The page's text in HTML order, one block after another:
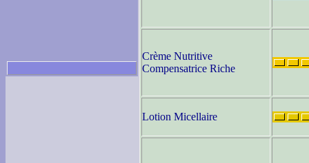
Crème Nutritive
Compensatrice Riche
Lotion Micellaire